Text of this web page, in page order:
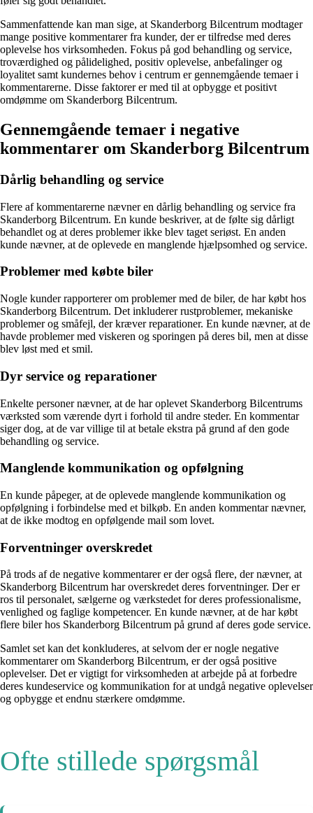
Sammenfattende kan man sige, at Skanderborg Bilcentrum modtager
mange positive kommentarer fra kunder, der er tilfredse med deres
oplevelse hos virksomheden. Fokus på god behandling og service,
troværdighed og pålidelighed, positiv oplevelse, anbefalinger og
loyalitet samt kundernes behov i centrum er gennemgående temaer i
kommentarerne. Disse faktorer er med til at opbygge et positivt
omdømme om Skanderborg Bilcentrum.
Gennemgående temaer i negative
kommentarer om Skanderborg Bilcentrum
Dårlig behandling og service
Flere af kommentarerne nævner en dårlig behandling og service fra
Skanderborg Bilcentrum. En kunde beskriver, at de følte sig dårligt
behandlet og at deres problemer ikke blev taget seriøst. En anden
kunde nævner, at de oplevede en manglende hjælpsomhed og service.
Problemer med købte biler
Nogle kunder rapporterer om problemer med de biler, de har købt hos
Skanderborg Bilcentrum. Det inkluderer rustproblemer, mekaniske
problemer og småfejl, der kræver reparationer. En kunde nævner, at de
havde problemer med viskeren og sporingen på deres bil, men at disse
blev løst med et smil.
Dyr service og reparationer
Enkelte personer nævner, at de har oplevet Skanderborg Bilcentrums
værksted som værende dyrt i forhold til andre steder. En kommentar
siger dog, at de var villige til at betale ekstra på grund af den gode
behandling og service.
Manglende kommunikation og opfølgning
En kunde påpeger, at de oplevede manglende kommunikation og
opfølgning i forbindelse med et bilkøb. En anden kommentar nævner,
at de ikke modtog en opfølgende mail som lovet.
Forventninger overskredet
På trods af de negative kommentarer er der også flere, der nævner, at
Skanderborg Bilcentrum har overskredet deres forventninger. Der er
ros til personalet, sælgerne og værkstedet for deres professionalisme,
venlighed og faglige kompetencer. En kunde nævner, at de har købt
flere biler hos Skanderborg Bilcentrum på grund af deres gode service.
Samlet set kan det konkluderes, at selvom der er nogle negative
kommentarer om Skanderborg Bilcentrum, er der også positive
oplevelser. Det er vigtigt for virksomheden at arbejde på at forbedre
deres kundeservice og kommunikation for at undgå negative oplevelser
og opbygge et endnu stærkere omdømme.
Ofte stillede spørgsmål